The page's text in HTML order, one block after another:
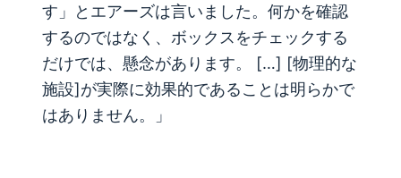
す」とエアーズは言いました。何かを確認
するのではなく、ボックスをチェックする
だけでは、懸念があります。 […] [物理的な
施設]が実際に効果的であることは明らかで
はありません。」